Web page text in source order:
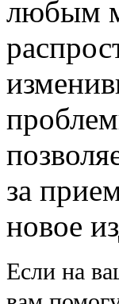
любым
за
новое
Если на